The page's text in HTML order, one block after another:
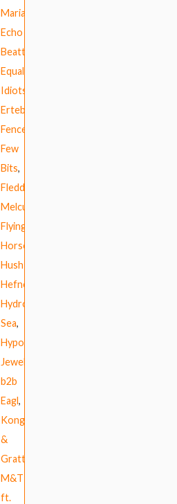
Maria
Echo
Beatty
Equal
Idiots
Ertebrekers
Fence
Few
Bits,
Fleddy
Melculy
Flying
Horseman
Hush
Hefner
Hydrogen
Sea,
Hypochristmutreefuzz
Jewels
b2b
Eagl,
Kong
&
Gratts
M&T
ft.